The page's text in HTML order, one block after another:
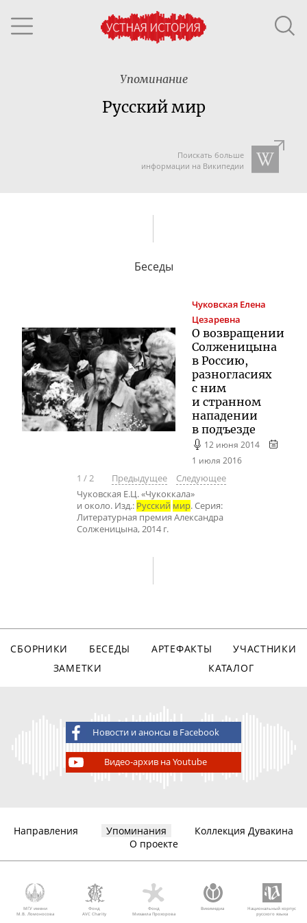
Упоминание
Русский мир
Поискать больше
информации на Википедии
Беседы
Чуковская Елена
Цезаревна
О возвращении
Солженицына
в Россию,
разногласиях
с ним
и странном
нападении
в подъезде
12 июня 2014
1 июля 2016
1 /2 Предыдущее
Следующее
Чуковская Е.Ц. «Чукоккала»
и около. Изд.: Русский мир. Серия:
Литературная премия Александра
Солженицына, 2014 г.
СБОРНИКИ БЕСЕДЫ АРТЕФАКТЫ
УЧАСТНИКИ
ЗАМЕТКИ
КАТАЛОГ
Новости и анонсы в Facebook
Видео-архив на Youtube
Направления Упоминания
Коллекция Дувакина
О проекте
МГУ имени
М.В. Ломоносова
Фонд
AVC Charity
Фонд
Михаила Прохорова
Викимедиа
Национальный корпус
русского языка